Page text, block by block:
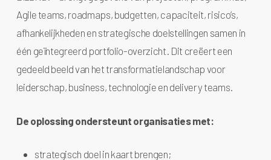
Agile teams, roadmaps, budgetten, capaciteit, risico’s,
afhankelijkheden en strategische doelstellingen samen in
één geïntegreerd portfolio-overzicht. Dit creëert een
gedeeld beeld van het transformatielandschap voor
leiderschap, business, technologie en delivery teams.
De oplossing ondersteunt organisaties met:
strategisch doel in kaart brengen;